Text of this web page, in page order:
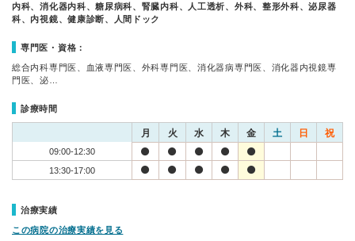
内科、消化器内科、糖尿病科、腎臓内科、人工透析、外科、整形外科、泌尿器
科、内視鏡、健康診断、人間ドック
専門医・資格：
総合内科専門医、血液専門医、外科専門医、消化器病専門医、消化器内視鏡専
門医、泌…
診療時間
月 火 水 木 金 土 日 祝
09:00-12:30
13:30-17:00
治療実績
この病院の治療実績を見る